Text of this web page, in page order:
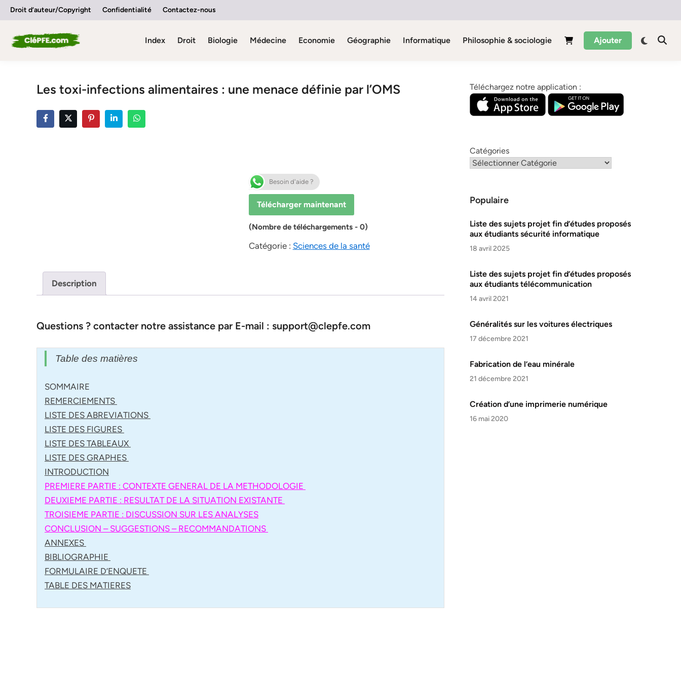
SkipDroit d’auteur/Copyright Confidentialité Contactez-nous
Index Droit Biologie Médecine Economie Géographie Informatique Philosophie & sociologie Ajouter
Les toxi-infections alimentaires : une menace définie par l’OMS
Besoin d'aide ?
Télécharger maintenant
(Nombre de téléchargements - 0)
Catégorie : Sciences de la santé
Description
Questions ? contacter notre assistance par E-mail : support@clepfe.com
Table des matières
SOMMAIRE
REMERCIEMENTS
LISTE DES ABREVIATIONS
LISTE DES FIGURES
LISTE DES TABLEAUX
LISTE DES GRAPHES
INTRODUCTION
PREMIERE PARTIE : CONTEXTE GENERAL DE LA METHODOLOGIE
DEUXIEME PARTIE : RESULTAT DE LA SITUATION EXISTANTE
TROISIEME PARTIE : DISCUSSION SUR LES ANALYSES
CONCLUSION – SUGGESTIONS – RECOMMANDATIONS
ANNEXES
BIBLIOGRAPHIE
FORMULAIRE D’ENQUETE
TABLE DES MATIERES
Téléchargez notre application :
Catégories
Populaire
Liste des sujets projet fin d’études proposés
aux étudiants sécurité informatique
18 avril 2025
Liste des sujets projet fin d’études proposés
aux étudiants télécommunication
14 avril 2021
Généralités sur les voitures électriques
17 décembre 2021
Fabrication de l’eau minérale
21 décembre 2021
Création d’une imprimerie numérique
16 mai 2020